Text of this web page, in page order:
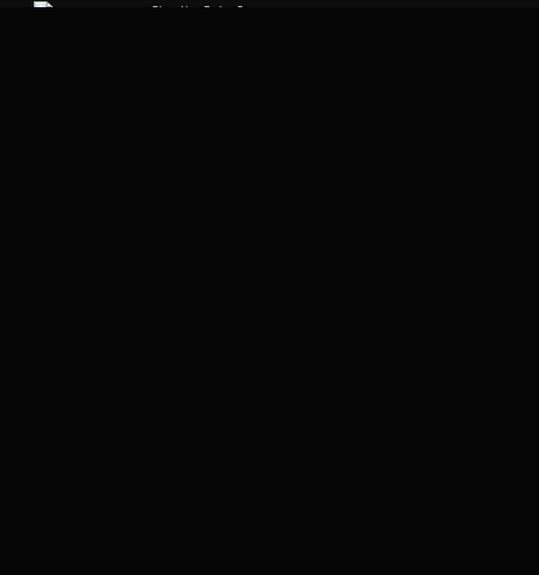
Slay the Spire 2